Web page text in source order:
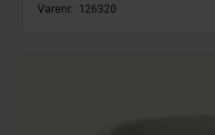
Varenr.: 126320